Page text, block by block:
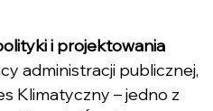
i projektowania
administracji publicznej,
Klimatyczny – jedno z